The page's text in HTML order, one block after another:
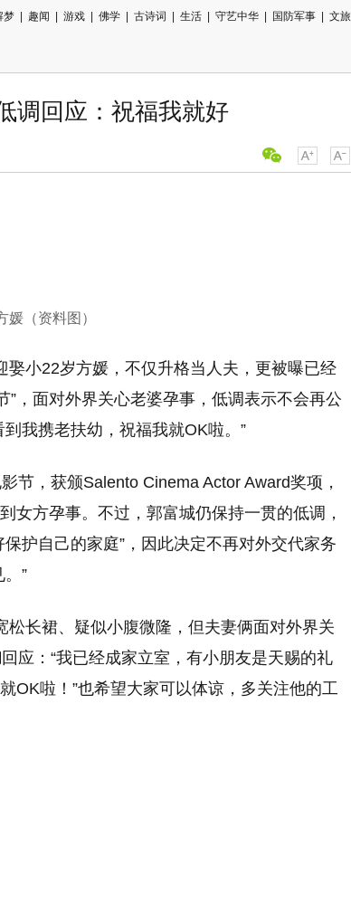
梦 趣闻 游戏 佛学 古诗词 生活 守艺中华 国防军事 文旅
调回应：祝福我就好
媛（资料图）
小22岁方媛，不仅升格当人夫，更被曝已经
”，面对外界关心老婆孕事，低调表示不会再公
我携老扶幼，祝福我就OK啦。”
节，获颁Salento Cinema Actor Award奖项，
女方孕事。不过，郭富城仍保持一贯的低调，
护自己的家庭”，因此决定不再对外交代家务
”
长裙、疑似小腹微隆，但夫妻俩面对外界关
应：“我已经成家立室，有小朋友是天赐的礼
OK啦！”也希望大家可以体谅，多关注他的工